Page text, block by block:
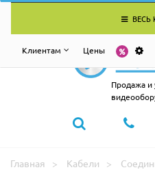
ВЕСЬ
Клиентам Цены
Продажа и
Главная Кабели